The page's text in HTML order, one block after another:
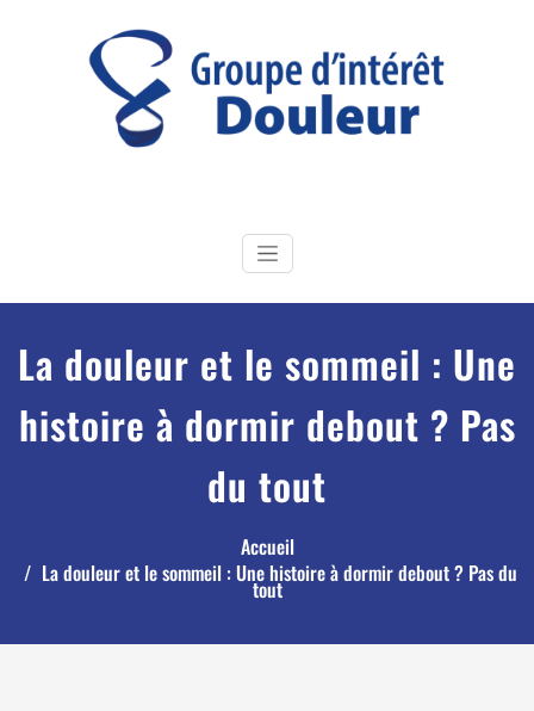
La douleur et le sommeil : Une
histoire à dormir debout ? Pas
du tout
Accueil
La douleur et le sommeil : Une histoire à dormir debout ? Pas du
tout